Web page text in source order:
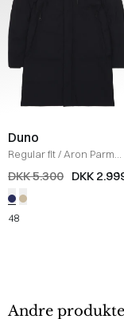
Duno
Regular fit/ Aron Parma
Jakke
NAVY
DKK 5.300 DKK
48
Andre